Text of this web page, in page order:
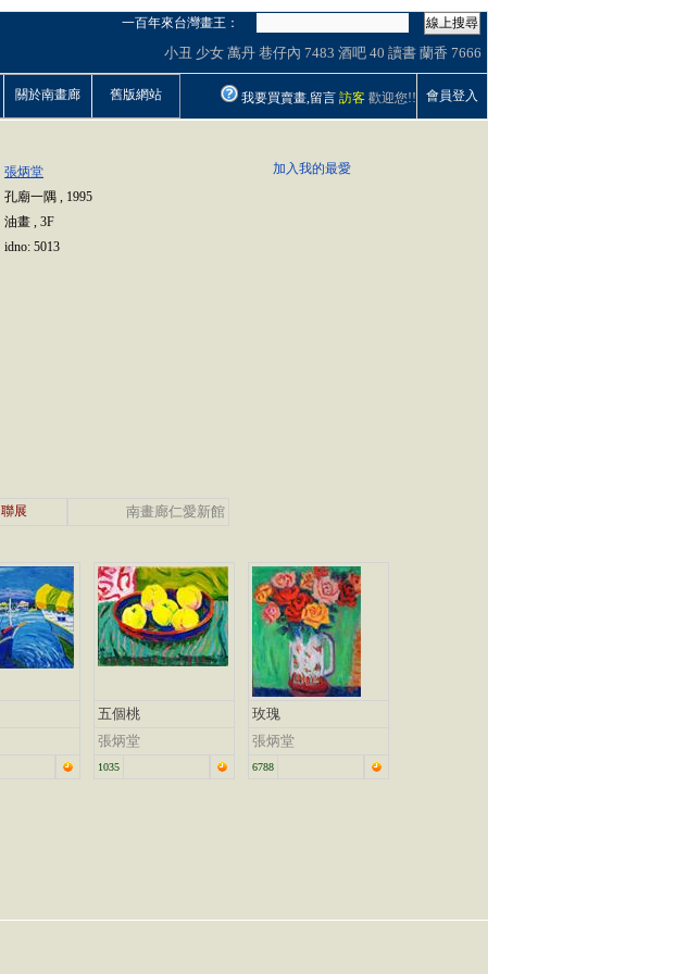
一百年來台灣畫王：
線上搜尋
小丑 少女 萬丹 巷仔內 7483 酒吧 40 讀書 蘭香 7666
關於南畫廊 舊版網站 我要買賣畫,留言 訪客 歡迎您!! 會員登入
張炳堂
孔廟一隅 , 1995
油畫 , 3F
idno: 5013
加入我的最愛
聯展 南畫廊仁愛新館
五個桃
張炳堂
1035
玫瑰
張炳堂
6788